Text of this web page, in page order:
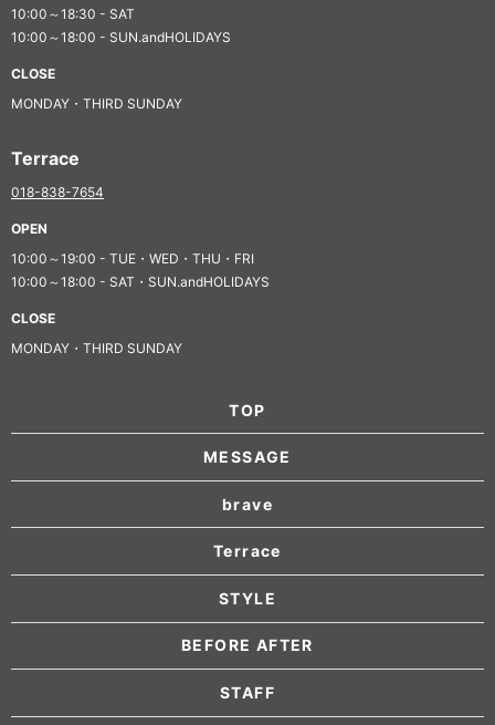
10:00～18:30 - SAT
10:00～18:00 - SUN.andHOLIDAYS
CLOSE
MONDAY・THIRD SUNDAY
Terrace
018-838-7654
OPEN
10:00～19:00 - TUE・WED・THU・FRI
10:00～18:00 - SAT・SUN.andHOLIDAYS
CLOSE
MONDAY・THIRD SUNDAY
TOP
MESSAGE
brave
Terrace
STYLE
BEFORE AFTER
STAFF